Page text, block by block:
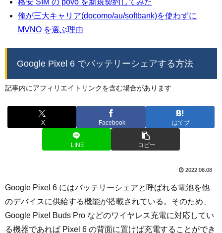
格安 SIM の povo を新規契約してみた
俺が三大キャリア(docomo/au/softbank)を使わずに
MVNO を選ぶ理由
Google Pixel 6 でバッテリーシェアする方法
記事内にアフィリエイトリンクを含む場合があります
X Facebook はてブ
LINE コピー
2022.08.08
Google Pixel 6 にはバッテリーシェアと呼ばれる電池を他
のデバイスに供給する機能が搭載されている。そのため、
Google Pixel Buds Pro などのワイヤレス充電に対応してい
る機器であれば Pixel 6 の背面に置けば充電することができ